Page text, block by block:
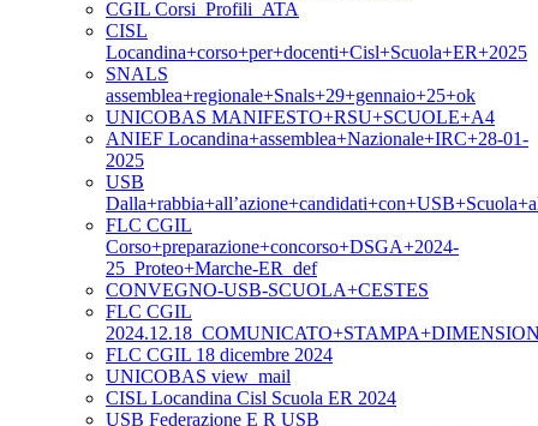
CGIL Corsi_Profili_ATA
CISL
Locandina+corso+per+docenti+Cisl+Scuola+ER+2025
SNALS
assemblea+regionale+Snals+29+gennaio+25+ok
UNICOBAS MANIFESTO+RSU+SCUOLE+A4
ANIEF Locandina+assemblea+Nazionale+IRC+28-01-
2025
USB
FLC CGIL
Corso+preparazione+concorso+DSGA+2024-
25_Proteo+Marche-ER_def
CONVEGNO-USB-SCUOLA+CESTES
FLC CGIL
FLC CGIL 18 dicembre 2024
UNICOBAS view_mail
CISL Locandina Cisl Scuola ER 2024
USB Federazione E R USB